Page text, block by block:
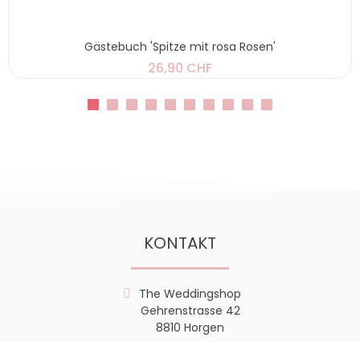
Gästebuch 'Spitze mit rosa Rosen'
26,90 CHF
KONTAKT
The Weddingshop
Gehrenstrasse 42
8810 Horgen